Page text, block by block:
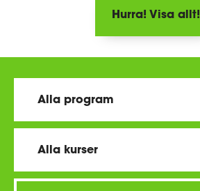
Hurra! Visa allt!
Alla program
Alla kurser